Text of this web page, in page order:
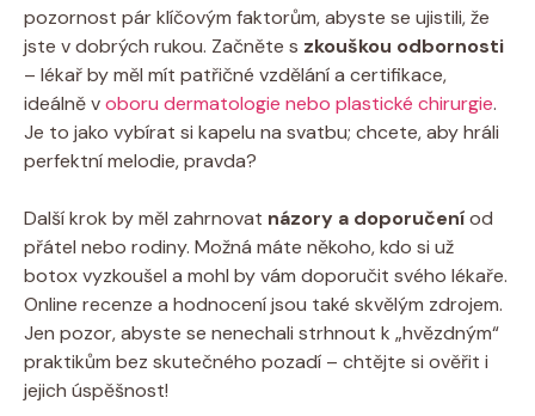
pozornost pár klíčovým faktorům, abyste se ujistili, že
jste v dobrých rukou. Začněte s zkouškou odbornosti
– lékař by měl mít patřičné vzdělání a certifikace,
ideálně voboru dermatologie nebo plastické chirurgie.
Je to jako vybírat si kapelu na svatbu; chcete, aby hráli
perfektní melodie, pravda?
Další krok by měl zahrnovat názory a doporučeníod
přátel nebo rodiny. Možná máte někoho, kdo si už
botox vyzkoušel a mohl by vám doporučit svého lékaře.
Online recenze a hodnocení jsou také skvělým zdrojem.
Jen pozor, abyste se nenechali strhnout k „hvězdným“
praktikům bez skutečného pozadí – chtějte si ověřit i
jejich úspěšnost!